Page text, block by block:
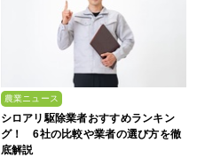
農業ニュース
シロアリ駆除業者おすすめランキン
グ！ 6社の比較や業者の選び方を徹
底解説